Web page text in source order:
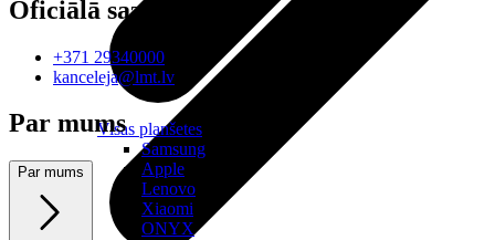
Visas planšetes
Samsung
Apple
Lenovo
Xiaomi
ONYX
Oficiālā saziņa
+371 29340000
kanceleja@lmt.lv
Par mums
Par mums